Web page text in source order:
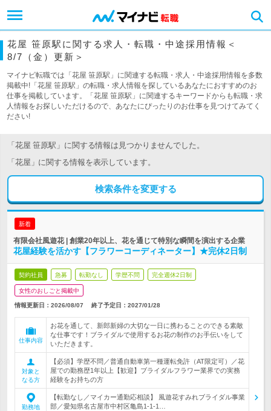
花屋 笹原駅に関する求人・転職・中途採用情報＜
8/7（金）更新＞
マイナビ転職では「花屋 笹原駅」に関連する転職・求人・中途採用情報を多数
掲載中!「花屋 笹原駅」の転職・求人情報を探しているあなたにおすすめのお
仕事を掲載しています。「花屋 笹原駅」に関連するキーワードからも転職・求
人情報をお探しいただけるので、あなたにぴったりのお仕事を見つけてみてく
ださい!
「花屋 笹原駅」に関する情報は見つかりませんでした。
「花屋」に関する情報を表示しています。
検索条件を変更する
新着
有限会社風遊花 | 創業20年以上、花を通じて特別な瞬間を演出する企業
花屋経験を活かす【フラワーコーディネーター】★完休2日制
契約社員 急募 転勤なし 学歴不問 完全週休2日制
女性のおしごと掲載中
情報更新日：2026/08/07 終了予定日： 2027/01/28
仕事内容
お花を通して、新郎新婦の大切な一日に携わることのできる素敵
な仕事です！ブライダルで使用するお花の制作のお手伝いをして
いただきます。
対象と
なる方
【必須】学歴不問／普通自動車第一種運転免許（AT限定可）／花
屋での勤務歴1年以上【歓迎】ブライダルフラワー業界での実務
経験をお持ちの方
勤務地
【転勤なし／マイカー通勤応相談】 風遊花すみれブライダル事業
部／愛知県名古屋市中村区亀島1-1-1…